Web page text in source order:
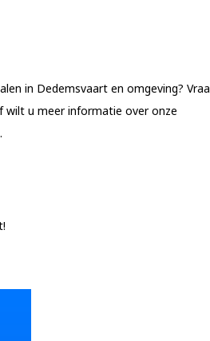
in Dedemsvaart en omgeving?
wilt u meer informatie over onze